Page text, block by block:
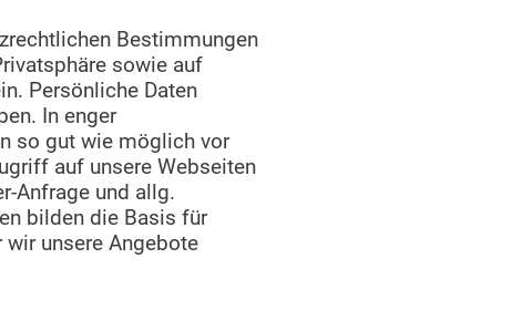
Bestimmungen
sowie auf
Persönliche Daten
In enger
so gut wie möglich vor
auf unsere Webseiten
Anfrage und allg.
bilden die Basis für
unsere Angebote